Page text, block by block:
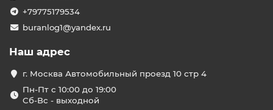
+79775179534
buranlog1@yandex.ru
Наш адрес
г. Москва Автомобильный проезд 10 стр 4
Пн-Пт с 10:00 до 19:00
Сб-Вс - выходной